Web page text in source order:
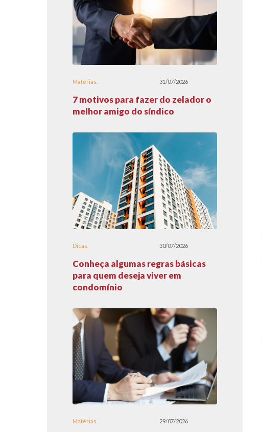
Matérias 31/07/2026
7 motivos para fazer do zelador o
melhor amigo do síndico
Dicas 30/07/2026
Conheça algumas regras básicas
para quem deseja viver em
condomínio
Matérias 29/07/2026